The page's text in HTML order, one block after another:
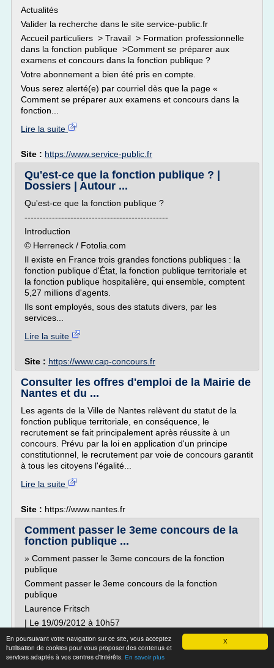
X
En poursuivant votre navigation sur ce site, vous acceptez
l'utilisation de cookies pour vous proposer des contenus et
services adaptés à vos centres d'intérêts. En savoir plus
Actualités
Valider la recherche dans le site service-public.fr
Accueil particuliers > Travail > Formation professionnelle
dans la fonction publique >Comment se préparer aux
examens et concours dans la fonction publique ?
Votre abonnement a bien été pris en compte.
Vous serez alerté(e) par courriel dès que la page «
Comment se préparer aux examens et concours dans la
fonction...
Lire la suite
Site : https://www.service-public.fr
Qu'est-ce que la fonction publique ? |
Dossiers | Autour ...
Qu'est-ce que la fonction publique ?
-----------------------------------------------
Introduction
© Herreneck / Fotolia.com
Il existe en France trois grandes fonctions publiques : la
fonction publique d'État, la fonction publique territoriale et
la fonction publique hospitalière, qui ensemble, comptent
5,27 millions d'agents.
Ils sont employés, sous des statuts divers, par les
services...
Lire la suite
Site : https://www.cap-concours.fr
Consulter les offres d'emploi de la Mairie de
Nantes et du ...
Les agents de la Ville de Nantes relèvent du statut de la
fonction publique territoriale, en conséquence, le
recrutement se fait principalement après réussite à un
concours. Prévu par la loi en application d'un principe
constitutionnel, le recrutement par voie de concours garantit
à tous les citoyens l'égalité...
Lire la suite
Site : https://www.nantes.fr
Comment passer le 3eme concours de la
fonction publique ...
» Comment passer le 3eme concours de la fonction
publique
Comment passer le 3eme concours de la fonction
publique
Laurence Fritsch
| Le 19/09/2012 à 10h57
Vous avez exercé une activité professionnelle, vous
souhaitez changer d'orientation ou de région, sortir d'une
période de chômage... Pourquoi ne pas tenter le